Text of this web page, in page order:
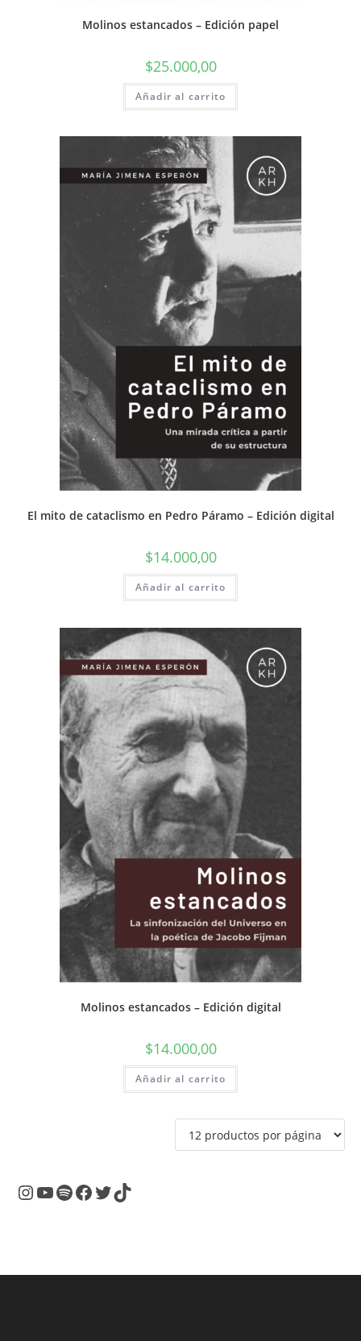
Molinos estancados – Edición papel
$25.000,00
Añadir al carrito
El mito de cataclismo en Pedro Páramo – Edición digital
$14.000,00
Añadir al carrito
Molinos estancados – Edición digital
$14.000,00
Añadir al carrito
Instagram
YouTube
SpotifyFacebook
Twitter
TikTok